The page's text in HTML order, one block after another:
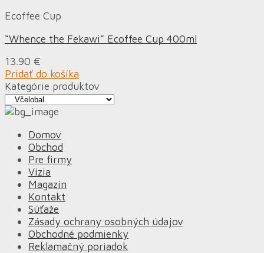
Ecoffee Cup
“Whence the Fekawi” Ecoffee Cup 400ml
13.90 €
Pridať do košíka
Kategórie produktov
Domov
Obchod
Pre firmy
Vízia
Magazín
Kontakt
Súťaže
Zásady ochrany osobných údajov
Obchodné podmienky
Reklamačný poriadok